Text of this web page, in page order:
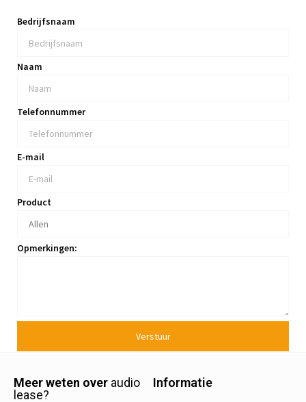
Bedrijfsnaam
Naam
Telefonnummer
E-mail
Product
Opmerkingen:
Verstuur
Meer weten over audio
lease?
Informatie